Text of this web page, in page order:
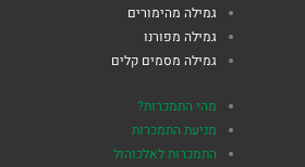
גמילה מהימורים
גמילה מפורנו
גמילה מסמים קלים
מהי התמכרות?
מניעת התמכרות
התמכרות לאלכוהול